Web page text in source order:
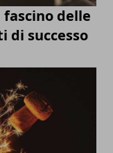
delle
di successo